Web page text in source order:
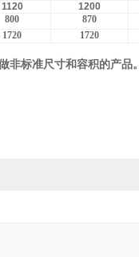
1120 1200
800 870
1720 1720
非标准尺寸和容积的产品。